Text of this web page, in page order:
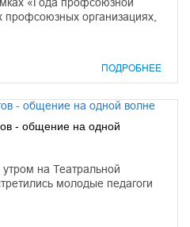
организациях,
ПОДРОБНЕЕ
- общение на одной
на Театральной
молодые педагоги